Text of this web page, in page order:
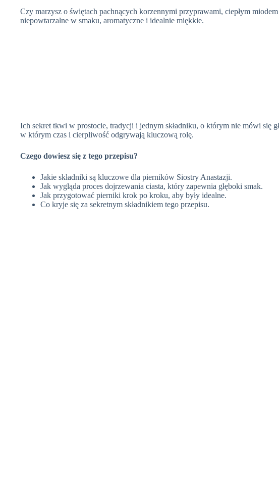
Czy marzysz o świętach pachnących korzennymi przyprawami, ciepłym
niepowtarzalne w smaku, aromatyczne i idealnie miękkie.
Ich sekret tkwi w prostocie, tradycji i jednym składniku, o którym nie mówi się
w którym czas i cierpliwość odgrywają kluczową rolę.
Czego dowiesz się z tego przepisu?
Jakie składniki są kluczowe dla pierników Siostry Anastazji.
Jak wygląda proces dojrzewania ciasta, który zapewnia głęboki smak.
Jak przygotować pierniki krok po kroku, aby były idealne.
Co kryje się za sekretnym składnikiem tego przepisu.